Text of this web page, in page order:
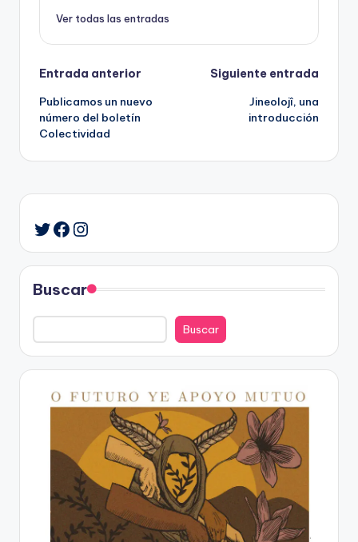
Ver todas las entradas
Navegación
de
entradas
Entrada anterior
Publicamos un nuevo
número del boletín
Colectividad
Siguiente entrada
Jineolojî, una
introducción
Twitter
Facebook
Instagram
Buscar
Buscar